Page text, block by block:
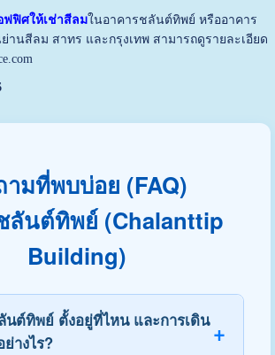
ฟฟิศให้เช่าสีลมในอาคารชลันต์ทิพย์ หรืออาคาร
านสีลม สาทร และกรุงเทพ สามารถดูรายละเอียด
ามที่พบบ่อย (FAQ)
ลันต์ทิพย์ (Chalanttip
Building)
นต์ทิพย์ ตั้งอยู่ที่ไหน และการเดิน
างไร?